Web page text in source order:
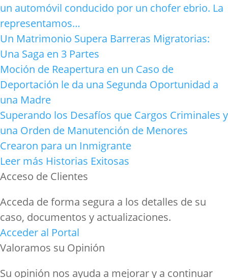
un automóvil conducido por un chofer ebrio. La
representamos…
Un Matrimonio Supera Barreras Migratorias:
Una Saga en 3 Partes
Moción de Reapertura en un Caso de
Deportación le da una Segunda Oportunidad a
una Madre
Superando los Desafíos que Cargos Criminales y
una Orden de Manutención de Menores
Crearon para un Inmigrante
Leer más Historias Exitosas
Acceso de Clientes
Acceda de forma segura a los detalles de su
caso, documentos y actualizaciones.
Acceder al Portal
Valoramos su Opinión
Su opinión nos ayuda a mejorar y a continuar